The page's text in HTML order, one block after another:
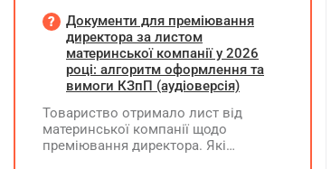
за результатами акта перевірки
щодо таких виявлених порушень
визначається сума штрафу та
складається ППР за формою «Ш»
Документи для преміювання
директора за листом
материнської компанії у 2026
році: алгоритм оформлення та
вимоги КЗпП (аудіоверсія)
Товариство отримало лист від
материнської компанії щодо
преміювання директора. Які